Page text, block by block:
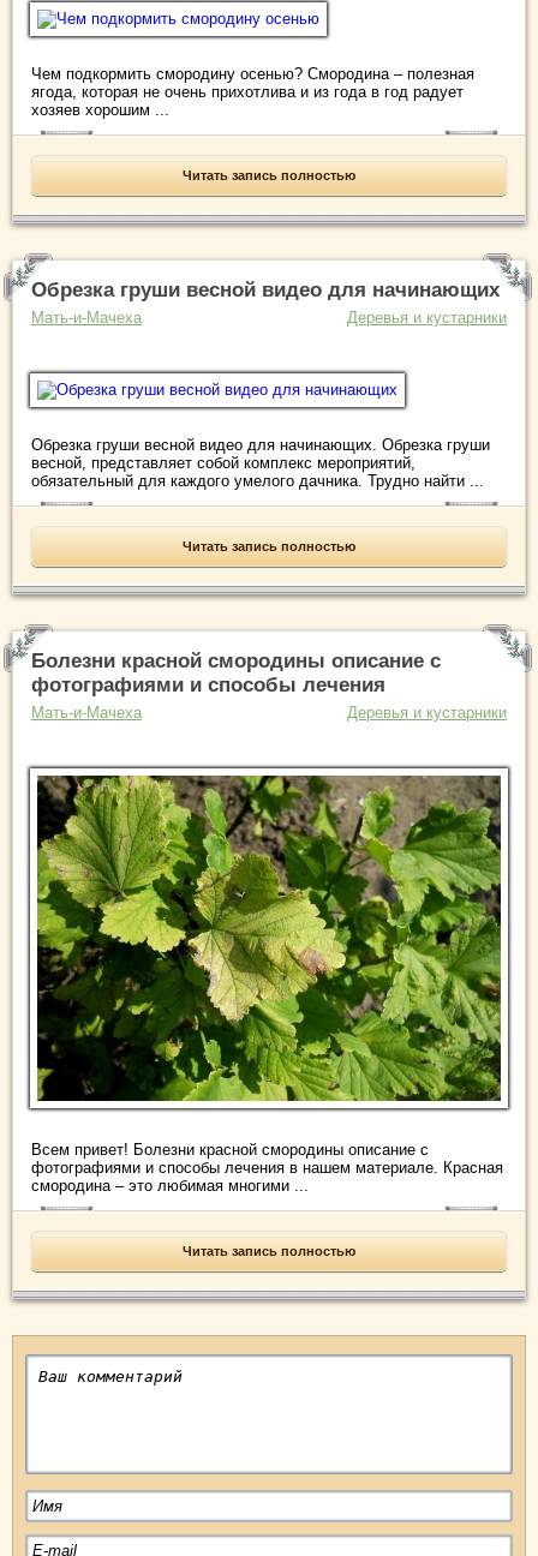
Чем подкормить смородину осенью? Смородина – полезная
ягода, которая не очень прихотлива и из года в год радует
хозяев хорошим ...
Читать запись полностью
Обрезка груши весной видео для начинающих
Мать-и-Мачеха Деревья и кустарники
Обрезка груши весной видео для начинающих. Обрезка груши
весной, представляет собой комплекс мероприятий,
обязательный для каждого умелого дачника. Трудно найти ...
Читать запись полностью
Болезни красной смородины описание с
фотографиями и способы лечения
Мать-и-Мачеха Деревья и кустарники
Всем привет! Болезни красной смородины описание с
фотографиями и способы лечения в нашем материале. Красная
смородина – это любимая многими ...
Читать запись полностью